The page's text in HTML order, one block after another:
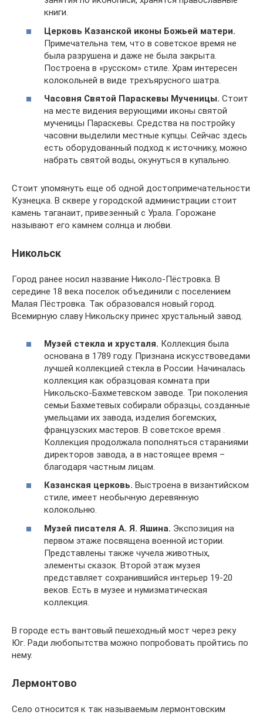
книги.
Церковь Казанской иконы Божьей матери.
Примечательна тем, что в советское время не
была разрушена и даже не была закрыта.
Построена в «русском» стиле. Храм интересен
колокольней в виде трехъярусного шатра.
Часовня Святой Параскевы Мученицы. Стоит
на месте видения верующими иконы святой
мученицы Параскевы. Средства на постройку
часовни выделили местные купцы. Сейчас здесь
есть оборудованный подход к источнику, можно
набрать святой воды, окунуться в купальню.
Стоит упомянуть еще об одной достопримечательности
Кузнецка. В сквере у городской администрации стоит
камень таганаит, привезенный с Урала. Горожане
называют его камнем солнца и любви.
Никольск
Город ранее носил название Николо-Пёстровка. В
середине 18 века поселок объединили с поселением
Малая Пёстровка. Так образовался новый город.
Всемирную славу Никольску принес хрустальный завод.
Музей стекла и хрусталя. Коллекция была
основана в 1789 году. Признана искусствоведами
лучшей коллекцией стекла в России. Начиналась
коллекция как образцовая комната при
Никольско-Бахметевском заводе. Три поколения
семьи Бахметевых собирали образцы, созданные
умельцами их завода, изделия богемских,
французских мастеров. В советское время .
Коллекция продолжала пополняться стараниями
директоров завода, а в настоящее время –
благодаря частным лицам.
Казанская церковь. Выстроена в византийском
стиле, имеет необычную деревянную
колокольню.
Музей писателя А. Я. Яшина. Экспозиция на
первом этаже посвящена военной истории.
Представлены также чучела животных,
элементы сказок. Второй этаж музея
представляет сохранившийся интерьер 19-20
веков. Есть в музее и нумизматическая
коллекция.
В городе есть вантовый пешеходный мост через реку
Юг. Ради любопытства можно попробовать пройтись по
нему.
Лермонтово
Село относится к так называемым лермонтовским